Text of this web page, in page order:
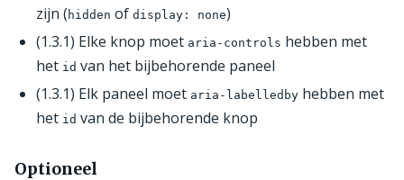
zijn ( hidden of display: none)
(1.3.1) Elke knop moet aria-controls hebben met
het id van het bijbehorende paneel
(1.3.1) Elk paneel moet aria-labelledby hebben met
het id van de bijbehorende knop
Optioneel